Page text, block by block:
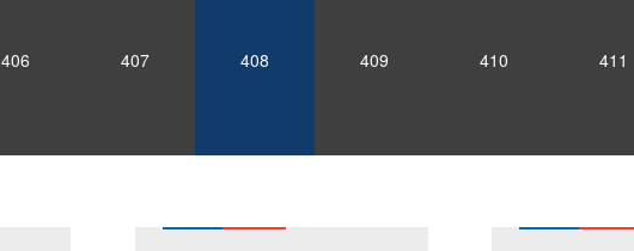
406 407 408 409 410 411